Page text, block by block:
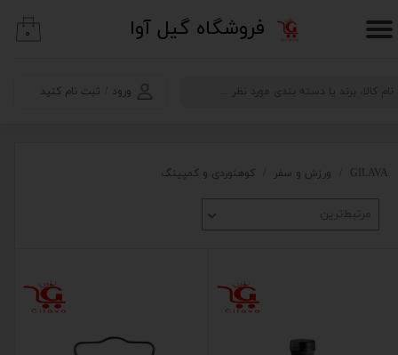
​فروشگاه گیل آوا
ورود ثبت نام کنید
حساب کاربری من
۰
GILAVA ورزش و سفر کوهنوردی و کمپینگ
مرتبط‌ترین